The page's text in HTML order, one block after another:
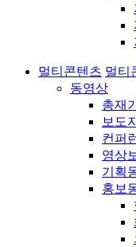
멀티콘텐츠 멀티
동영상
총재
보도
컨퍼
영상
기획
홍보